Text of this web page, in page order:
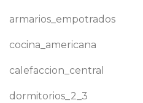
armarios_empotrados
cocina_americana
calefaccion_central
dormitorios_2_3